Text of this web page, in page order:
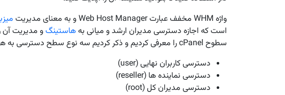
واژه WHM مخفف عبارت Web Host Manager و به معنای مدیریت
است که اجازه دسترسی مدیران ارشد و میانی بههاستینگو مدیریت آن
سطوح cPanel را معرفی کردیم و ذکر کردیم سه نوع سطح دسترسی به هاستینگ وجود دارد که عبارت اند از:
دسترسی کاربران نهایی (user)
دسترسی نماینده ها (reseller)
دسترسی مدیران کل (root)